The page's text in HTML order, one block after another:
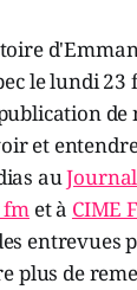
le lundi 23
et
au
fmet à CIME
entrevues
plus de